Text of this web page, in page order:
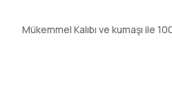
Mükemmel Kalıbı ve kumaşı ile